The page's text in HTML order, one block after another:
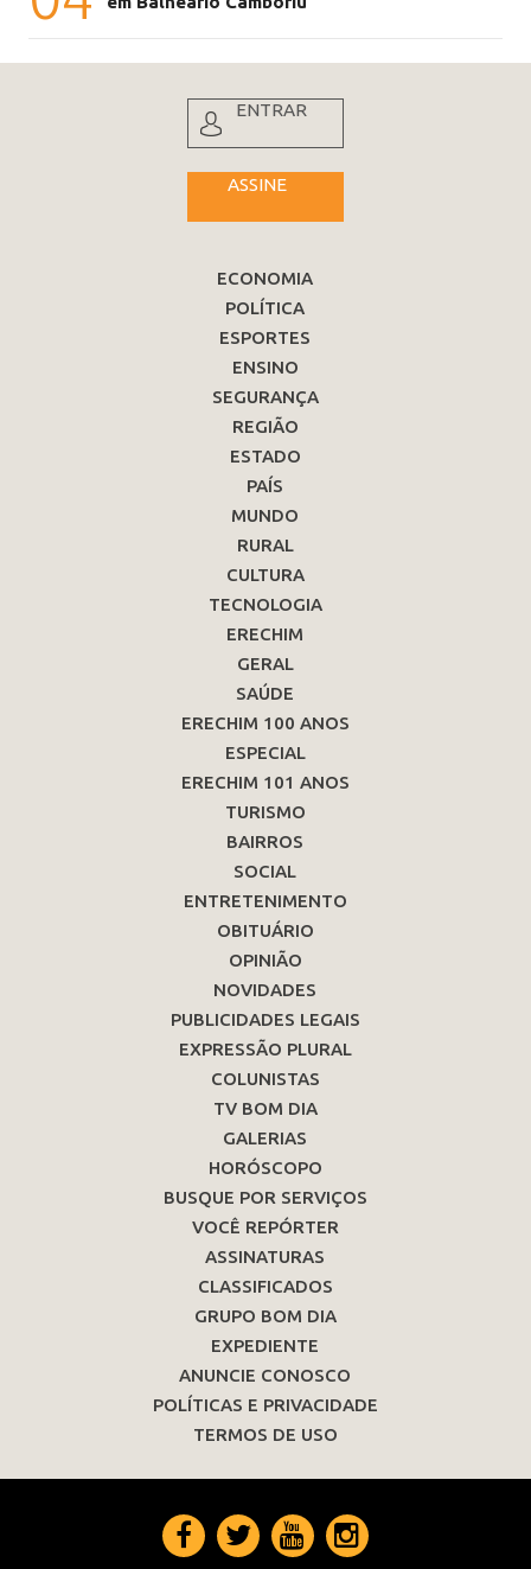
ENTRAR
ASSINE
ECONOMIA
POLÍTICA
ESPORTES
ENSINO
SEGURANÇA
REGIÃO
ESTADO
PAÍS
MUNDO
RURAL
CULTURA
TECNOLOGIA
ERECHIM
GERAL
SAÚDE
ERECHIM 100 ANOS
ESPECIAL
ERECHIM 101 ANOS
TURISMO
BAIRROS
SOCIAL
ENTRETENIMENTO
OBITUÁRIO
OPINIÃO
NOVIDADES
PUBLICIDADES LEGAIS
EXPRESSÃO PLURAL
COLUNISTAS
TV BOM DIA
GALERIAS
HORÓSCOPO
BUSQUE POR SERVIÇOS
VOCÊ REPÓRTER
ASSINATURAS
CLASSIFICADOS
GRUPO BOM DIA
EXPEDIENTE
ANUNCIE CONOSCO
POLÍTICAS E PRIVACIDADE
TERMOS DE USO